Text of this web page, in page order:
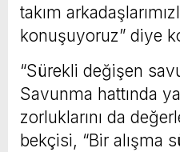
takım
konuşuyoruz” diye
“Sürekli değişen
Savunma hattında
zorluklarını da
bekçisi, “Bir alışma